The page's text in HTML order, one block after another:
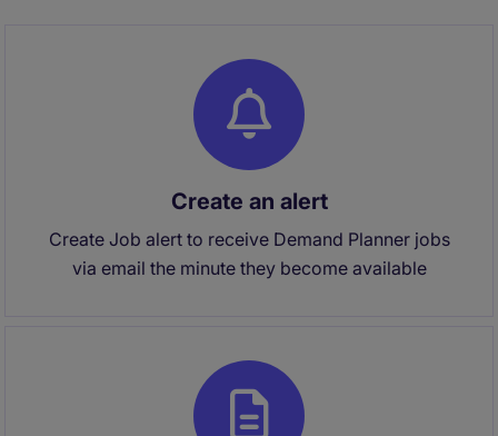
Create an alert
Create Job alert to receive Demand Planner jobs
via email the minute they become available